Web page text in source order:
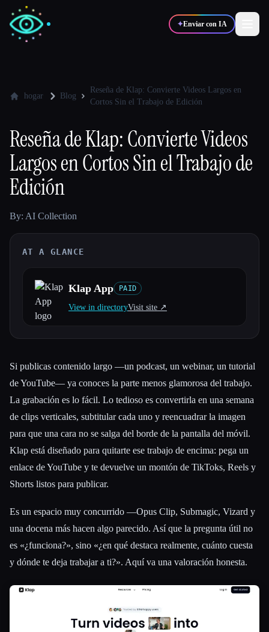
✦Enviar con IA
🎨Diseñadores
Desarrolladores Marketers
🎓Estudiantes 🎬 Creadores
Blog
Todas las categorías
Acerca de
hogar Blog
Reseña de Klap: Convierte Videos Largos en
Cortos Sin el Trabajo de Edición
Reseña de Klap: Convierte Videos
Largos en Cortos Sin el Trabajo de
Edición
By: AI Collection
AT A GLANCE
Klap App PAID
View in directoryVisit site ↗︎
Si publicas contenido largo —un podcast, un webinar, un tutorial
de YouTube— ya conoces la parte menos glamorosa del trabajo.
La grabación es lo fácil. Lo tedioso es convertirla en una semana
de clips verticales, subtitular cada uno y reencuadrar la imagen
para que una cara no se salga del borde de la pantalla del móvil.
Klap está diseñado para quitarte ese trabajo de encima: pega un
enlace de YouTube y te devuelve un montón de TikToks, Reels y
Shorts listos para publicar.
Es un espacio muy concurrido —Opus Clip, Submagic, Vizard y
una docena más hacen algo parecido. Así que la pregunta útil no
es «¿funciona?», sino «¿en qué destaca realmente, cuánto cuesta
y dónde te deja trabajar a ti?». Aquí va una valoración honesta.